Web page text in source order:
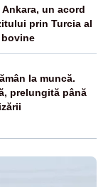
Ankara, un acord
prin Turcia al
la muncă.
prelungită până